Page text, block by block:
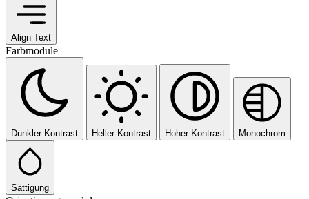
Align Text
Farbmodule
Dunkler Kontrast Heller Kontrast Hoher Kontrast Monochrom
Sättigung